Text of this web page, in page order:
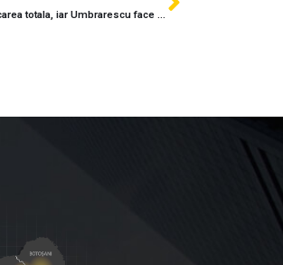
Decizia care schimba soarta A3 in Salaj: Lucian Bode anunta deblocarea totala, iar Umbrarescu face din Romanasi prioritatea anului